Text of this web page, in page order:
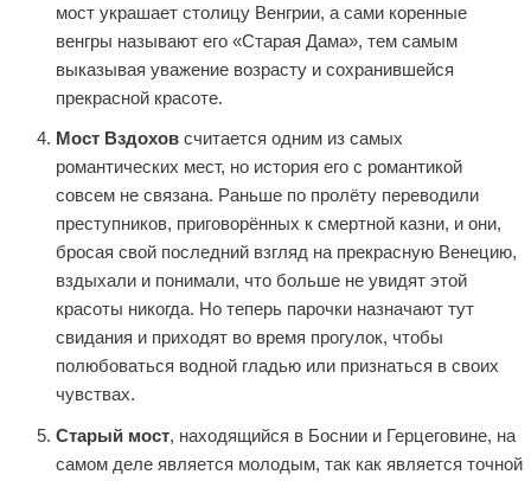
мост украшает столицу Венгрии, а сами коренные
венгры называют его «Старая Дама», тем самым
выказывая уважение возрасту и сохранившейся
прекрасной красоте.
Мост Вздохов считается одним из самых
романтических мест, но история его с романтикой
совсем не связана. Раньше по пролёту переводили
преступников, приговорённых к смертной казни, и они,
бросая свой последний взгляд на прекрасную Венецию,
вздыхали и понимали, что больше не увидят этой
красоты никогда. Но теперь парочки назначают тут
свидания и приходят во время прогулок, чтобы
полюбоваться водной гладью или признаться в своих
чувствах.
Старый мост, находящийся в Боснии и Герцеговине, на
самом деле является молодым, так как является точной